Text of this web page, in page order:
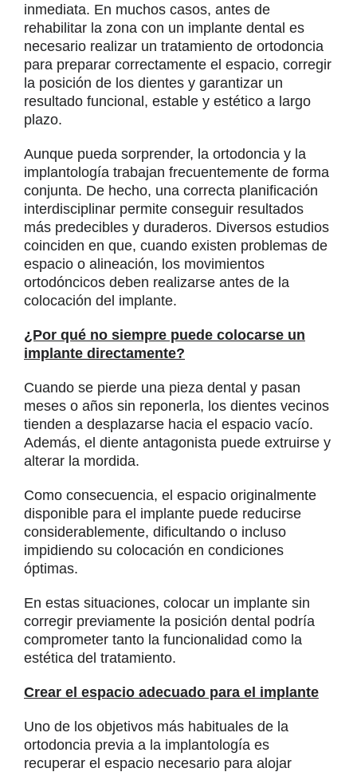
inmediata. En muchos casos, antes de
rehabilitar la zona con un implante dental es
necesario realizar un tratamiento de ortodoncia
para preparar correctamente el espacio, corregir
la posición de los dientes y garantizar un
resultado funcional, estable y estético a largo
plazo.
Aunque pueda sorprender, la ortodoncia y la
implantología trabajan frecuentemente de forma
conjunta. De hecho, una correcta planificación
interdisciplinar permite conseguir resultados
más predecibles y duraderos. Diversos estudios
coinciden en que, cuando existen problemas de
espacio o alineación, los movimientos
ortodóncicos deben realizarse antes de la
colocación del implante.
¿Por qué no siempre puede colocarse un
implante directamente?
Cuando se pierde una pieza dental y pasan
meses o años sin reponerla, los dientes vecinos
tienden a desplazarse hacia el espacio vacío.
Además, el diente antagonista puede extruirse y
alterar la mordida.
Como consecuencia, el espacio originalmente
disponible para el implante puede reducirse
considerablemente, dificultando o incluso
impidiendo su colocación en condiciones
óptimas.
En estas situaciones, colocar un implante sin
corregir previamente la posición dental podría
comprometer tanto la funcionalidad como la
estética del tratamiento.
Crear el espacio adecuado para el implante
Uno de los objetivos más habituales de la
ortodoncia previa a la implantología es
recuperar el espacio necesario para alojar